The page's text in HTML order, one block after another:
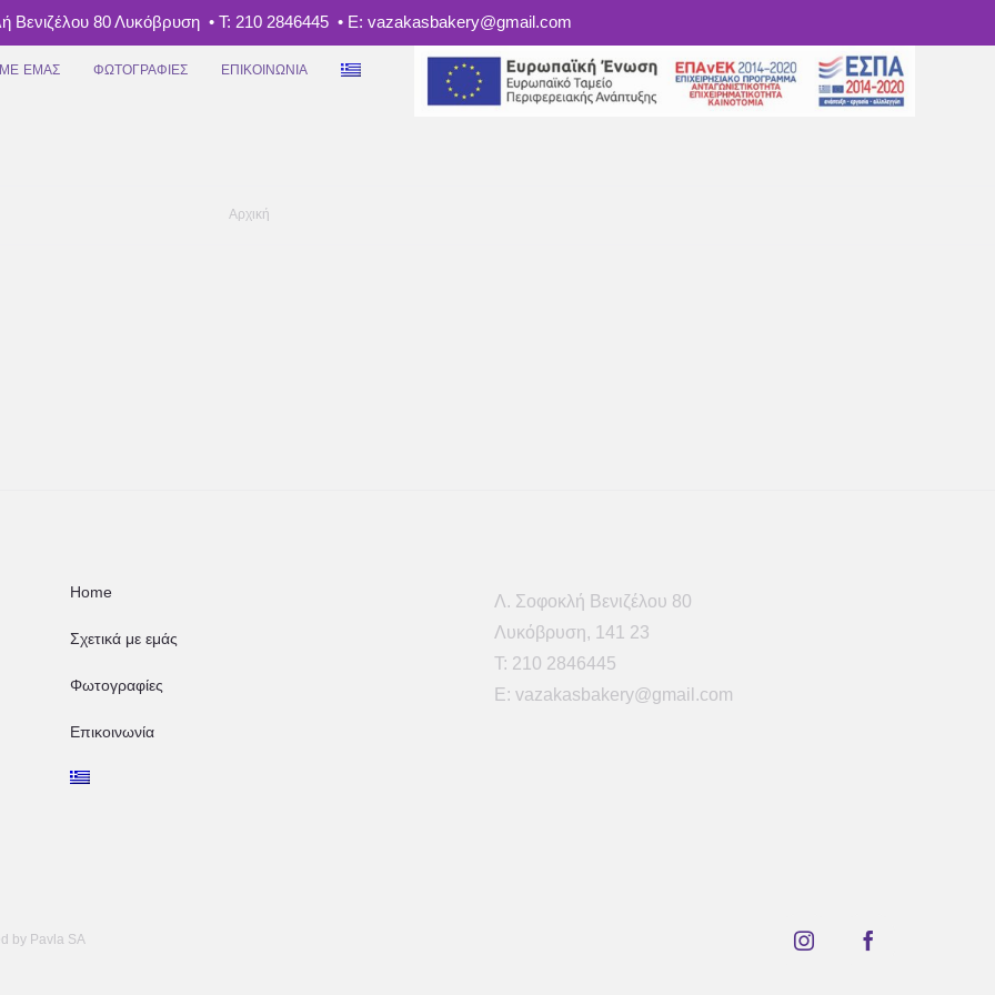
Βενιζέλου 80 Λυκόβρυση • Τ: 210 2846445 • E: vazakasbakery@gmail.com
ΜΕ ΕΜΆΣ ΦΩΤΟΓΡΑΦΊΕΣ ΕΠΙΚΟΙΝΩΝΊΑ
Αρχική
Home
Σχετικά με εμάς
Φωτογραφίες
Επικοινωνία
Λ. Σοφοκλή Βενιζέλου 80
Λυκόβρυση, 141 23
Τ: 210 2846445
E: vazakasbakery@gmail.com
by Pavla SA InstagramFacebook